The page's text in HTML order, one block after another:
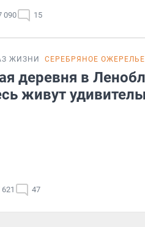
090 15
ЖИЗНИ СЕРЕБРЯНОЕ ОЖЕРЕЛЬЕ
деревня в
живут
621 47